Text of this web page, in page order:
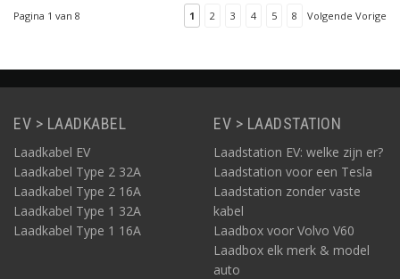
aan de zijde van de
Pagina 1 van 8 1 2 3 4 5 8 Volgende Vorige
EV > LAADKABEL
Laadkabel EV
Laadkabel Type 2 32A
Laadkabel Type 2 16A
Laadkabel Type 1 32A
Laadkabel Type 1 16A
EV > LAADSTATION
Laadstation EV: welke zijn er?
Laadstation voor een Tesla
Laadstation zonder vaste
kabel
Laadbox voor Volvo V60
Laadbox elk merk & model
auto